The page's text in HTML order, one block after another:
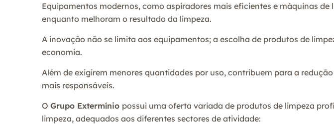
Equipamentos modernos, como aspiradores mais eficientes e máquinas
enquanto melhoram o resultado da limpeza.
A inovação não se limita aos equipamentos; a escolha de produtos de
economia.
Além de exigirem menores quantidades por uso, contribuem para a
mais responsáveis.
O Grupo Extermínio possui uma oferta variada de produtos de limpeza
limpeza, adequados aos diferentes sectores de atividade: